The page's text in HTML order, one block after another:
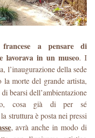
a pensare di
lavorava in un museo. I
l’inaugurazione della sede
la morte del grande artista,
bearsi dell’ambientazione
cosa già di per sé
struttura è posta nei pressi
, avrà anche in modo di